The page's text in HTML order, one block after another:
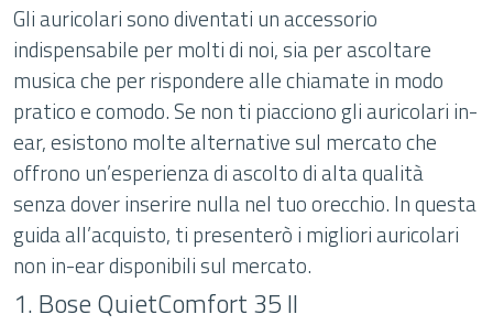
Gli auricolari sono diventati un accessorio
indispensabile per molti di noi, sia per ascoltare
musica che per rispondere alle chiamate in modo
pratico e comodo. Se non ti piacciono gli auricolari in-
ear, esistono molte alternative sul mercato che
offrono un’esperienza di ascolto di alta qualità
senza dover inserire nulla nel tuo orecchio. In questa
guida all’acquisto, ti presenterò i migliori auricolari
non in-ear disponibili sul mercato.
1. Bose QuietComfort 35 II